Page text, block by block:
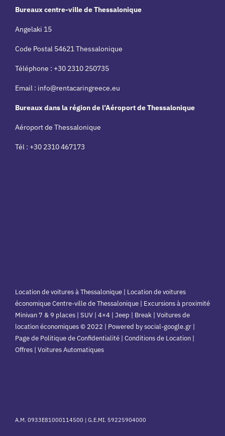
Bureaux centre-ville de Thessalonique
Angelaki 15
Code Postal 54621 Thessalonique
Téléphone : +30 2310 250735
Email : info@rentacaringreece.eu
Bureaux dans la région de l’Aéroport de Thessalonique
Aéroport de Thessalonique
Tél : +30 2310 467173
Location de voitures à Thessalonique | Location de voitures
économique Centre-ville de Thessalonique | Excursions à proximité
Minivan 7 & 9 places | SUV | 4×4 | Jeep | Break | Voitures de
location économiques © 2022 | Powered by social-google.gr |
Page de Politique de Confidentialité | Conditions de Location |
Offres | Voitures Automatiques
A.M. 0933E81000114500 | G.E.MI. 59225904000